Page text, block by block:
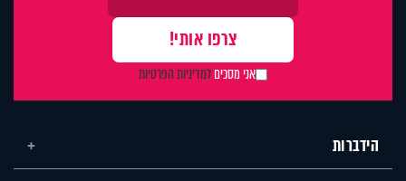
אני מסכיםלמדיניות הפרטיות
הידברות